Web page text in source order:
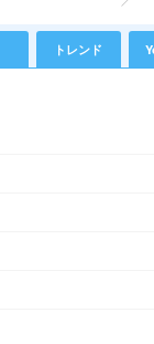
トレンド